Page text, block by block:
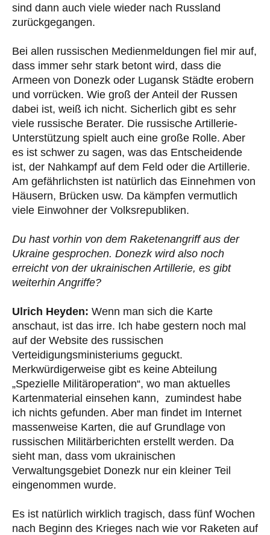
sind dann auch viele wieder nach Russland
zurückgegangen.
Bei allen russischen Medienmeldungen fiel mir auf,
dass immer sehr stark betont wird, dass die
Armeen von Donezk oder Lugansk Städte erobern
und vorrücken. Wie groß der Anteil der Russen
dabei ist, weiß ich nicht. Sicherlich gibt es sehr
viele russische Berater. Die russische Artillerie-
Unterstützung spielt auch eine große Rolle. Aber
es ist schwer zu sagen, was das Entscheidende
ist, der Nahkampf auf dem Feld oder die Artillerie.
Am gefährlichsten ist natürlich das Einnehmen von
Häusern, Brücken usw. Da kämpfen vermutlich
viele Einwohner der Volksrepubliken.
Du hast vorhin von dem Raketenangriff aus der
Ukraine gesprochen. Donezk wird also noch
erreicht von der ukrainischen Artillerie, es gibt
weiterhin Angriffe?
Ulrich Heyden: Wenn man sich die Karte
anschaut, ist das irre. Ich habe gestern noch mal
auf der Website des russischen
Verteidigungsministeriums geguckt.
Merkwürdigerweise gibt es keine Abteilung
„Spezielle Militäroperation“, wo man aktuelles
Kartenmaterial einsehen kann, zumindest habe
ich nichts gefunden. Aber man findet im Internet
massenweise Karten, die auf Grundlage von
russischen Militärberichten erstellt werden. Da
sieht man, dass vom ukrainischen
Verwaltungsgebiet Donezk nur ein kleiner Teil
eingenommen wurde.
Es ist natürlich wirklich tragisch, dass fünf Wochen
nach Beginn des Krieges nach wie vor Raketen auf